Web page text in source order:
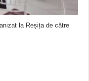
la Reșița de către